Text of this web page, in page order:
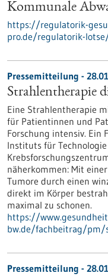
Kommunale
https://regulatorik-
pro.de/regulatorik-
Pressemitteilung -
Strahlentherapie
Eine Strahlentherapie
für Patientinnen und
Forschung intensiv. Ein
Instituts für
näherkommen: Mit
Tumore durch einen
direkt im Körper
maximal zu schonen.
https://
bw.de/fachbeitrag/pm/
Pressemitteilung -